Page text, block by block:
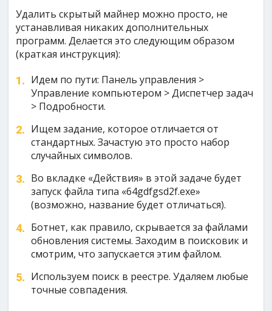
Удалить скрытый майнер можно просто, не
устанавливая никаких дополнительных
программ. Делается это следующим образом
(краткая инструкция):
Идем по пути: Панель управления >
Управление компьютером > Диспетчер задач
> Подробности.
Ищем задание, которое отличается от
стандартных. Зачастую это просто набор
случайных символов.
Во вкладке «Действия» в этой задаче будет
запуск файла типа «64gdfgsd2f.exe»
(возможно, название будет отличаться).
Ботнет, как правило, скрывается за файлами
обновления системы. Заходим в поисковик и
смотрим, что запускается этим файлом.
Используем поиск в реестре. Удаляем любые
точные совпадения.